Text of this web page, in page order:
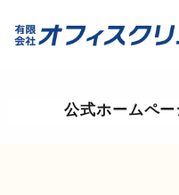
公式ホームペ